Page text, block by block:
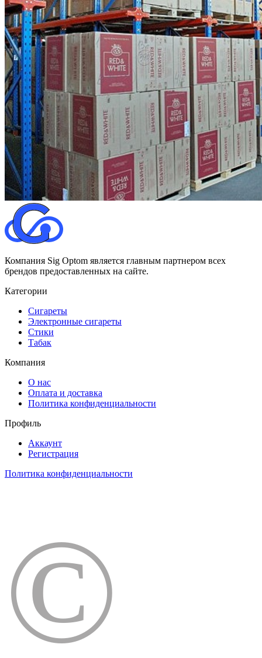
Компания Sig Optom является главным партнером всех
брендов предоставленных на сайте.
Категории
Сигареты
Электронные сигареты
Стики
Табак
Компания
О нас
Оплата и доставка
Политика конфиденциальности
Профиль
Аккаунт
Регистрация
Политика конфиденциальности
©